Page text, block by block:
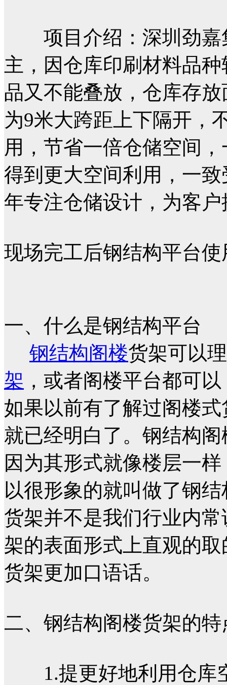
项目介绍： 深圳劲
主，因仓库印刷材料品
品又不能叠放，仓库存
为9米大跨距上下隔开，
用，节省一倍仓储空间
得到更大空间利用，一
年专注仓储设计，为客
现场完工后钢结构平台使
一、什么是钢结构平台
钢结构阁楼货架可以
架 ，或者阁楼平台都可
如果以前有了解过阁楼
就已经明白了。钢结构
因为其形式就像楼层一
以很形象的就叫做了钢
货架并不是我们行业内
架的表面形式上直观的
货架更加口语话。
二、钢结构阁楼货架的特
1.提更好地利用仓库